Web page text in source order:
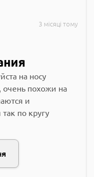
3 місяці тому
на носу
похожи на
и
по кругу